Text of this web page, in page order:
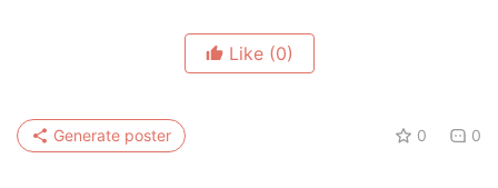
Like (0)
0 0
Generate poster